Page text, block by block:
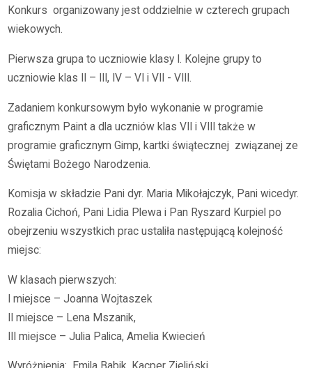
Konkurs organizowany jest oddzielnie w czterech grupach
wiekowych.
Pierwsza grupa to uczniowie klasy I. Kolejne grupy to
uczniowie klas II – III, IV – VI i VII - VIII.
Zadaniem konkursowym było wykonanie w programie
graficznym Paint a dla uczniów klas VII i VIII także w
programie graficznym Gimp, kartki świątecznej związanej ze
Świętami Bożego Narodzenia.
Komisja w składzie Pani dyr. Maria Mikołajczyk, Pani wicedyr.
Rozalia Cichoń, Pani Lidia Plewa i Pan Ryszard Kurpiel po
obejrzeniu wszystkich prac ustaliła następującą kolejność
miejsc:
W klasach pierwszych:
I miejsce – Joanna Wojtaszek
II miejsce – Lena Mszanik,
III miejsce – Julia Palica, Amelia Kwiecień